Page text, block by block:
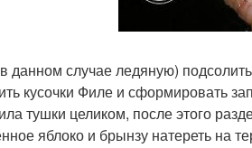
данном случае ледяную)
кусочки Филе и сформировать
тушки целиком, после этого
яблоко и брынзу натереть на